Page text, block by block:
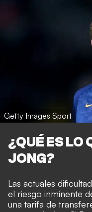
Getty Images Sport
¿QUÉ ES LO
JONG?
Las actuales
el riesgo inminente
una tarifa de